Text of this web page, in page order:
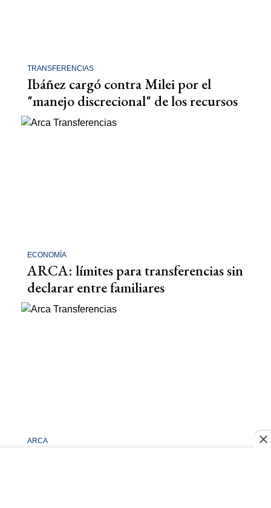
TRANSFERENCIAS
Ibáñez cargó contra Milei por el
"manejo discrecional" de los recursos
ECONOMÍA
ARCA: límites para transferencias sin
declarar entre familiares
ARCA